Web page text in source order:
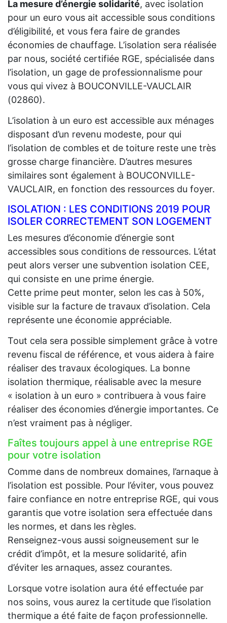
La mesure d’énergie solidarité, avec isolation
pour un euro vous ait accessible sous conditions
d’éligibilité, et vous fera faire de grandes
économies de chauffage. L’isolation sera réalisée
par nous, société certifiée RGE, spécialisée dans
l’isolation, un gage de professionnalisme pour
vous qui vivez à BOUCONVILLE-VAUCLAIR
(02860).
L’isolation à un euro est accessible aux ménages
disposant d’un revenu modeste, pour qui
l’isolation de combles et de toiture reste une très
grosse charge financière. D’autres mesures
similaires sont également à BOUCONVILLE-
VAUCLAIR, en fonction des ressources du foyer.
ISOLATION : LES CONDITIONS 2019 POUR
ISOLER CORRECTEMENT SON LOGEMENT
Les mesures d’économie d’énergie sont
accessibles sous conditions de ressources. L’état
peut alors verser une subvention isolation CEE,
qui consiste en une prime énergie.
Cette prime peut monter, selon les cas à 50%,
visible sur la facture de travaux d’isolation. Cela
représente une économie appréciable.
Tout cela sera possible simplement grâce à votre
revenu fiscal de référence, et vous aidera à faire
réaliser des travaux écologiques. La bonne
isolation thermique, réalisable avec la mesure
« isolation à un euro » contribuera à vous faire
réaliser des économies d’énergie importantes. Ce
n’est vraiment pas à négliger.
Faîtes toujours appel à une entreprise RGE
pour votre isolation
Comme dans de nombreux domaines, l’arnaque à
l’isolation est possible. Pour l’éviter, vous pouvez
faire confiance en notre entreprise RGE, qui vous
garantis que votre isolation sera effectuée dans
les normes, et dans les règles.
Renseignez-vous aussi soigneusement sur le
crédit d’impôt, et la mesure solidarité, afin
d’éviter les arnaques, assez courantes.
Lorsque votre isolation aura été effectuée par
nos soins, vous aurez la certitude que l’isolation
thermique a été faite de façon professionnelle.